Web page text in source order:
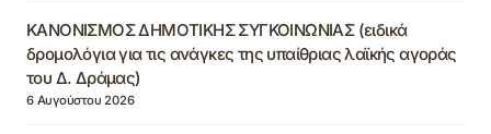
ΚΑΝΟΝΙΣΜΟΣ ΔΗΜΟΤΙΚΗΣ ΣΥΓΚΟΙΝΩΝΙΑΣ (ειδικά
δρομολόγια για τις ανάγκες της υπαίθριας λαϊκής αγοράς
του Δ. Δράμας)
6 Αυγούστου 2026